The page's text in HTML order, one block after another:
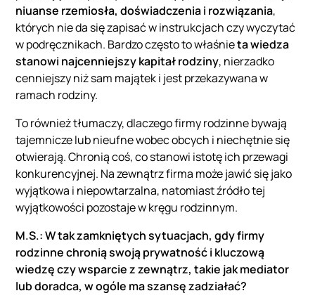
niuanse rzemiosła, doświadczenia i rozwiązania,
których nie da się zapisać w instrukcjach czy wyczytać
w podręcznikach. Bardzo często to właśnieta wiedza
stanowi najcenniejszy kapitał rodziny, nierzadko
cenniejszy niż sam majątek i jest przekazywana w
ramach rodziny.
To również tłumaczy, dlaczego firmy rodzinne bywają
tajemnicze lub nieufne wobec obcych i niechętnie się
otwierają. Chronią coś, co stanowi istotę ich przewagi
konkurencyjnej. Na zewnątrz firma może jawić się jako
wyjątkowa i niepowtarzalna, natomiast źródło tej
wyjątkowości pozostaje w kręgu rodzinnym.
M.S.: W tak zamkniętych sytuacjach, gdy firmy
rodzinne chronią swoją prywatność i kluczową
wiedzę czy wsparcie z zewnątrz, takie jak mediator
lub doradca, w ogóle ma szansę zadziałać?